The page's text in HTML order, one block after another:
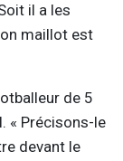
il a les
maillot est
de 5
« Précisons-le
devant le